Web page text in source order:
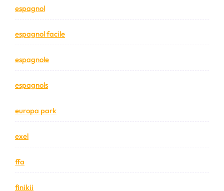
espagnol
espagnol facile
espagnole
espagnols
europa park
exel
ffa
finikii